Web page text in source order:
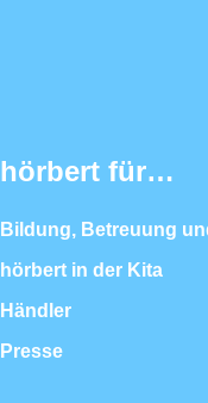
hörbert für…
Bildung, Betreuung
hörbert in der Kita
Händler
Presse